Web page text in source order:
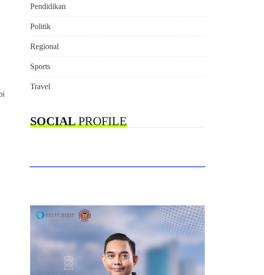
Pendidikan
Politik
Regional
Sports
Travel
SOCIALPROFILE